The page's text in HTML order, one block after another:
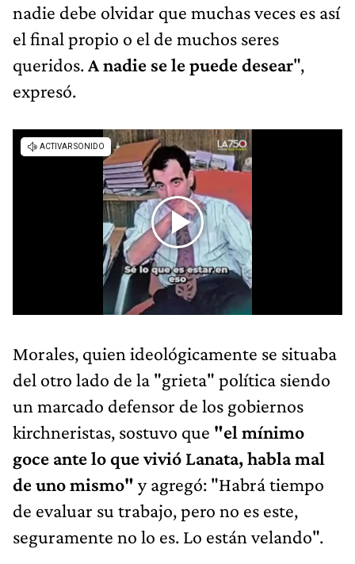
nadie debe olvidar que muchas veces es así
el final propio o el de muchos seres
queridos.A nadie se le puede desear",
expresó.
Morales, quien ideológicamente se situaba
del otro lado de la "grieta" política siendo
un marcado defensor de los gobiernos
kirchneristas, sostuvo que "el mínimo
goce ante lo que vivió Lanata, habla mal
de uno mismo" y agregó: "Habrá tiempo
de evaluar su trabajo, pero no es este,
seguramente no lo es. Lo están velando".